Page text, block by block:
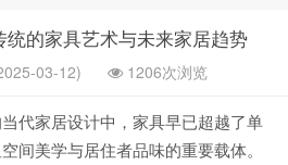
的家具艺术与未来家居趋势
03-12) 1206次浏览
代家居设计中，家具早已超越了单
间美学与居住者品味的重要载体。